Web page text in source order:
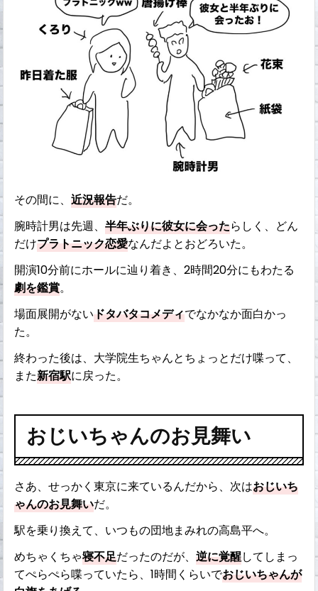
その間に、近況報告だ。
腕時計男は先週、半年ぶりに彼女に会ったらしく、どん
だけプラトニック恋愛なんだよとおどろいた。
開演10分前にホールに辿り着き、2時間20分にもわたる
劇を鑑賞。
場面展開がないドタバタコメディでなかなか面白かっ
た。
終わった後は、大学院生ちゃんとちょっとだけ喋って、
また新宿駅に戻った。
おじいちゃんのお見舞い
さあ、せっかく東京に来ているんだから、次はおじいち
ゃんのお見舞いだ。
駅を乗り換えて、いつもの団地まみれの高島平へ。
めちゃくちゃ寝不足だったのだが、逆に覚醒してしまっ
てぺらぺら喋っていたら、1時間くらいでおじいちゃんが